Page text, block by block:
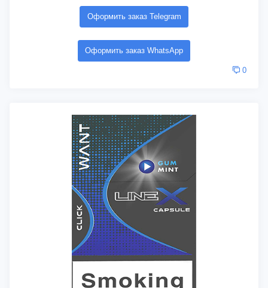
Оформить заказ Telegram
Оформить заказ WhatsApp
0